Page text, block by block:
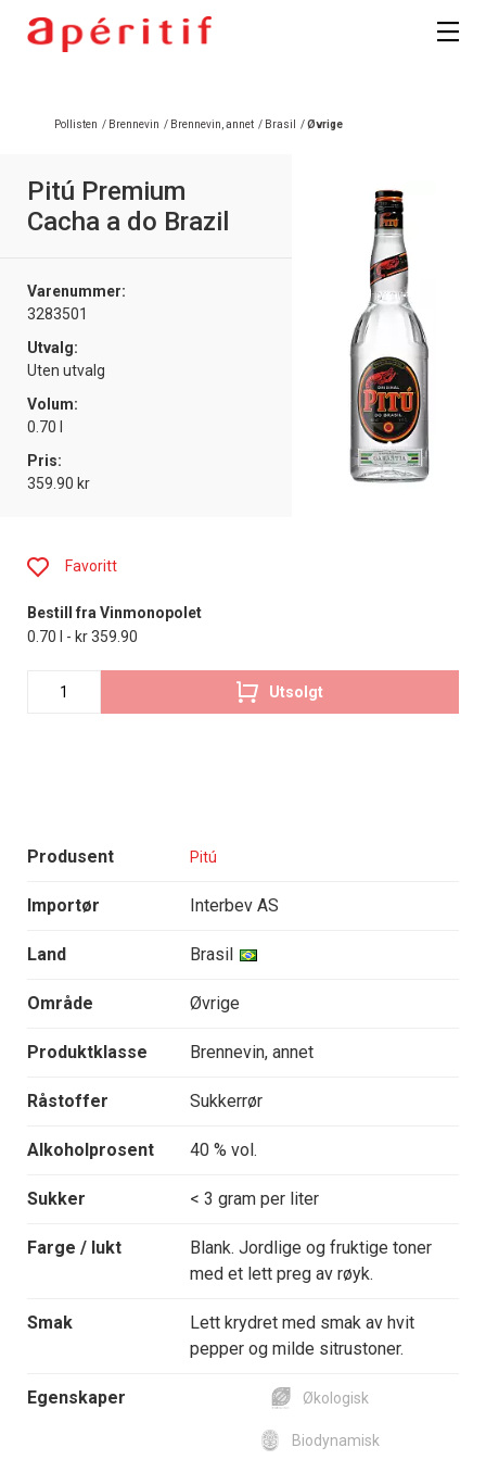
Pollisten / Brennevin / Brennevin, annet / Brasil /Øvrige
Pitú Premium
Cacha a do Brazil
Varenummer:
3283501
Utvalg:
Uten utvalg
Volum:
0.70 l
Pris:
359.90 kr
Produsent Pitú
Importør Interbev AS
Land Brasil
Område Øvrige
Produktklasse Brennevin, annet
Råstoffer Sukkerrør
Alkoholprosent 40 % vol.
Sukker < 3 gram per liter
Farge / lukt
Blank. Jordlige og fruktige toner
med et lett preg av røyk.
Smak
Lett krydret med smak av hvit
pepper og milde sitrustoner.
Egenskaper Økologisk
Biodynamisk
Favoritt
Bestill fra Vinmonopolet
0.70 l - kr 359.90
Utsolgt